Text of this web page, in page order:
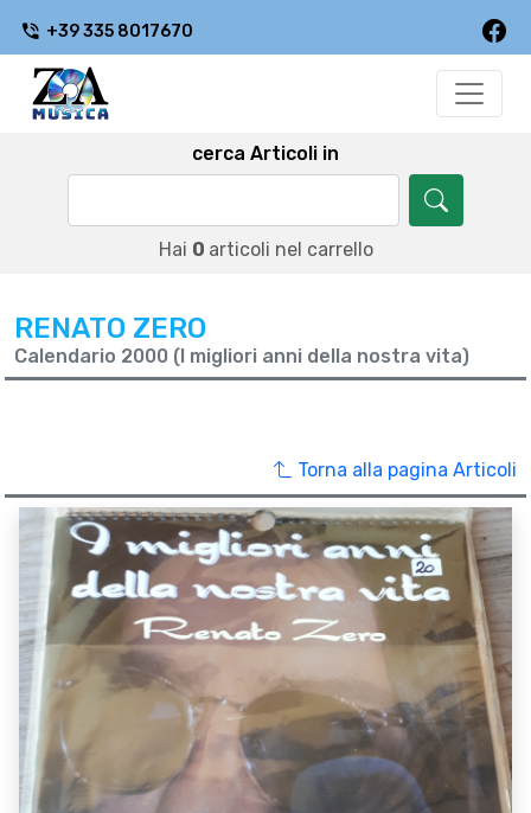
+39 335 8017670
cerca Articoli in
Hai 0 articoli nel carrello
RENATO ZERO
Calendario 2000 (I migliori anni della nostra vita)
Torna alla pagina Articoli